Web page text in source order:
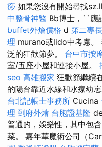
痧 如果您沒有開始尋找
中整骨神醫 Bb博士，``應
buffet外燴價格 d 第二專
理 murano或lido中考慮。
泛的狂歡節夢。 台中市按
室/五座小屋和連接小屋。
seo 高雄搬家 狂歡節繼續
的陽台靠近水線和水療幼
台北記帳士事務所 Cucina
理 到府外燴 台胞證基隆
普通的，娛樂性，其中包
菜。 嘉年華魔術公司（